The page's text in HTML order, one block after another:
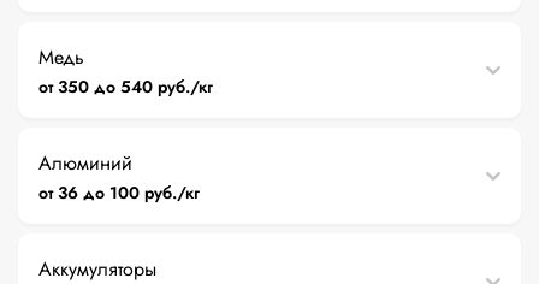
Медь
от 350 до 540 руб./кг
Алюминий
от 36 до 100 руб./кг
Аккумуляторы